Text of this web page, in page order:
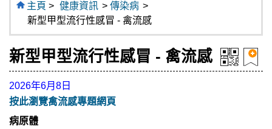
主頁 > 健康資訊 > 傳染病 >
新型甲型流行性感冒 - 禽流感
新型甲型流行性感冒 - 禽流感
2026年6月8日
按此瀏覽禽流感專題網頁
病原體